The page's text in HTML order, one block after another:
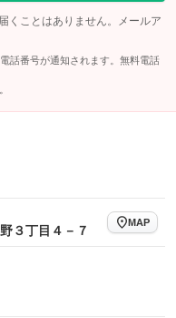
くことはありません。メールア
話番号が通知されます。無料電話
３丁目４－７
MAP